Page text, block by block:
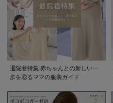
退院着特集 赤ちゃんとの新しい一
歩を彩るママの服装ガイド